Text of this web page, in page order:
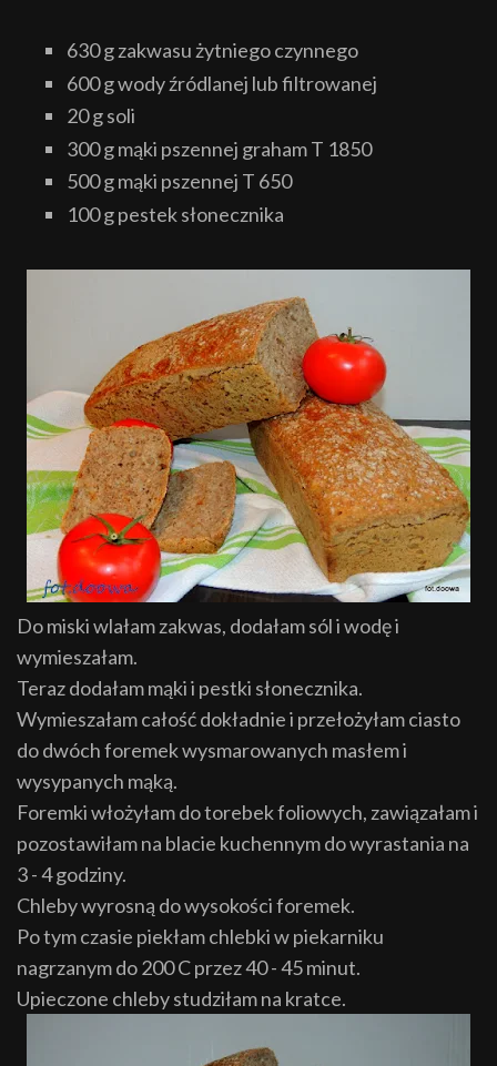
630 g zakwasu żytniego czynnego
600 g wody źródlanej lub filtrowanej
20 g soli
300 g mąki pszennej graham T 1850
500 g mąki pszennej T 650
100 g pestek słonecznika
Do miski wlałam zakwas, dodałam sól i wodę i
wymieszałam.
Teraz dodałam mąki i pestki słonecznika.
Wymieszałam całość dokładnie i przełożyłam ciasto
do dwóch foremek wysmarowanych masłem i
wysypanych mąką.
Foremki włożyłam do torebek foliowych, zawiązałam i
pozostawiłam na blacie kuchennym do wyrastania na
3 - 4 godziny.
Chleby wyrosną do wysokości foremek.
Po tym czasie piekłam chlebki w piekarniku
nagrzanym do 200 C przez 40 - 45 minut.
Upieczone chleby studziłam na kratce.